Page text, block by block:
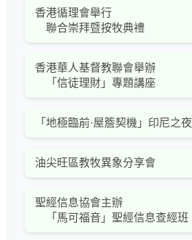
香港循理會舉行
聯合崇拜暨按牧典禮
香港華人基督教聯會舉辦
「信徒理財」專題講座
「地極臨前·屋簷契機」印尼之夜
油尖旺區教牧異象分享會
聖經信息協會主辦
「馬可福音」聖經信息查經班